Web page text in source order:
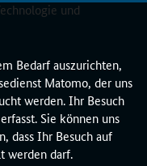
Bedarf auszurichten,
Matomo, der uns
werden. Ihr Besuch
Sie können uns
dass Ihr Besuch auf
werden darf.
und